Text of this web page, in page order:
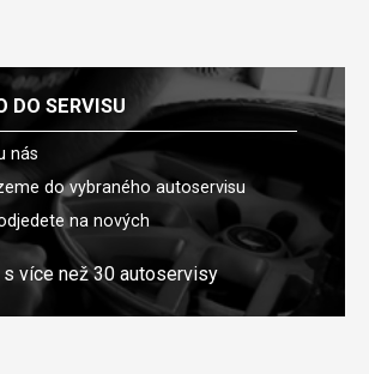
DO SERVISU
nás
do vybraného autoservisu
na nových
více než 30 autoservisy